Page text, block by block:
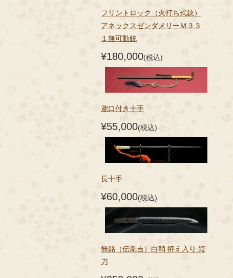
フリントロック（火打ち式銃）
アネックスゼンダメリーＭ３３
１無可動銃
¥180,000(税込)
鳶口付き十手
¥55,000(税込)
長十手
¥60,000(税込)
無銘（伝胤吉）白鞘 拵え入り 短
刀